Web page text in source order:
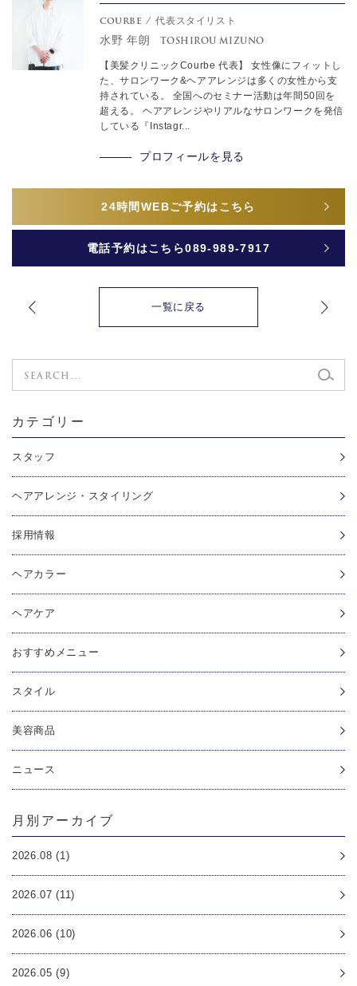
courbe / 代表スタイリスト
水野 年朗 TOSHIROU MIZUNO
【美髪クリニックCourbe 代表】 女性像にフィットし
た、サロンワーク&ヘアアレンジは多くの女性から支
持されている。 全国へのセミナー活動は年間50回を
超える。 ヘアアレンジやリアルなサロンワークを発信
している『Instagr...
プロフィールを見る
24時間 WEBご予約はこちら
電話予約はこちら089-989-7917
一覧に戻る
カテゴリー
スタッフ
ヘアアレンジ・スタイリング
採用情報
ヘアカラー
ヘアケア
おすすめメニュー
スタイル
美容商品
ニュース
月別アーカイブ
2026.08 (1)
2026.07 (11)
2026.06 (10)
2026.05 (9)